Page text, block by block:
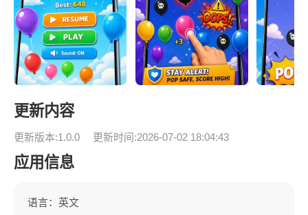
更新内容
更新版本:1.0.0 更新时间:2026-07-02 18:04:43
应用信息
语言：英文